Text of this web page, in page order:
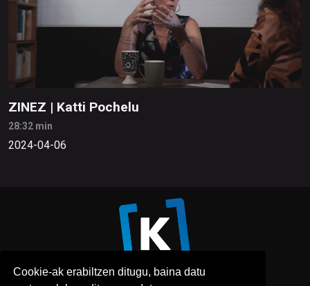
Cookie-ak erabiltzen ditugu, baina datu
ZINEZ | Katti Pochelu
28:32 min
2024-04-06